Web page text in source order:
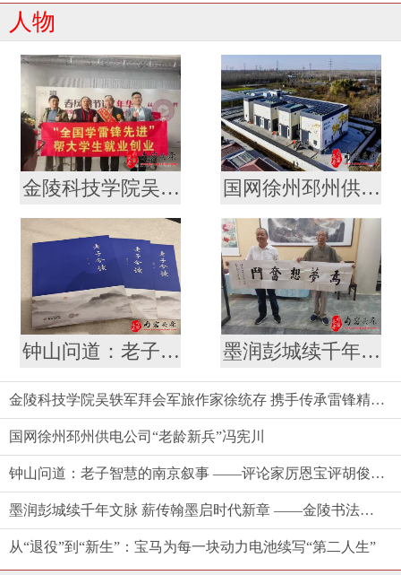
人物
金陵科技学院吴轶军拜会军旅作家徐统存 携手传承雷锋精神与中华文脉 国网徐州邳州供电公司“老龄新兵”冯宪川
钟山问道：老子智慧的南京叙事 ——评论家厉恩宝评胡俊新作《〈老子〉今读》 墨润彭城续千年文脉 薪传翰墨启时代新章 ——金陵书法院徐州分院盛大揭牌
金陵科技学院吴轶军拜会军旅作家徐统存 携手传承雷锋精神与中华文脉
国网徐州邳州供电公司“老龄新兵”冯宪川
钟山问道：老子智慧的南京叙事 ——评论家厉恩宝评胡俊新作《〈老子〉今读》
墨润彭城续千年文脉 薪传翰墨启时代新章 ——金陵书法院徐州分院盛大揭牌
从“退役”到“新生”：宝马为每一块动力电池续写“第二人生”